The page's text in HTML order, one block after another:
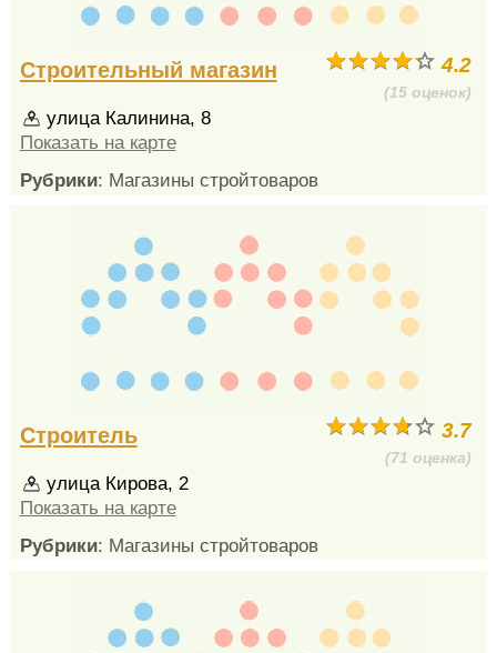
4.2
(15 оценок)
Строительный магазин
улица Калинина, 8
Показать на карте
Рубрики: Магазины стройтоваров
3.7
(71 оценка)
Строитель
улица Кирова, 2
Показать на карте
Рубрики: Магазины стройтоваров